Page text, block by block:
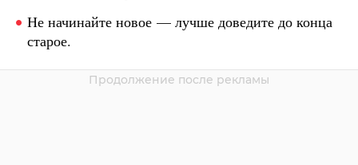
Не начинайте новое — лучше доведите до конца
старое.